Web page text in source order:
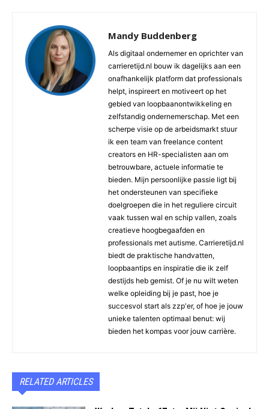
Mandy Buddenberg
Als digitaal ondernemer en oprichter van
carrieretijd.nl bouw ik dagelijks aan een
onafhankelijk platform dat professionals
helpt, inspireert en motiveert op het
gebied van loopbaanontwikkeling en
zelfstandig ondernemerschap. Met een
scherpe visie op de arbeidsmarkt stuur
ik een team van freelance content
creators en HR-specialisten aan om
betrouwbare, actuele informatie te
bieden. Mijn persoonlijke passie ligt bij
het ondersteunen van specifieke
doelgroepen die in het reguliere circuit
vaak tussen wal en schip vallen, zoals
creatieve hoogbegaafden en
professionals met autisme. Carrieretijd.nl
biedt de praktische handvatten,
loopbaantips en inspiratie die ik zelf
destijds heb gemist. Of je nu wilt weten
welke opleiding bij je past, hoe je
succesvol start als zzp'er, of hoe je jouw
unieke talenten optimaal benut: wij
bieden het kompas voor jouw carrière.
RELATED ARTICLES